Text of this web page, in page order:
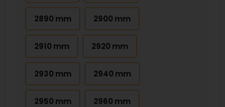
2890 mm 2900 mm
2910 mm 2920 mm
2930 mm 2940 mm
2950 mm 2960 mm